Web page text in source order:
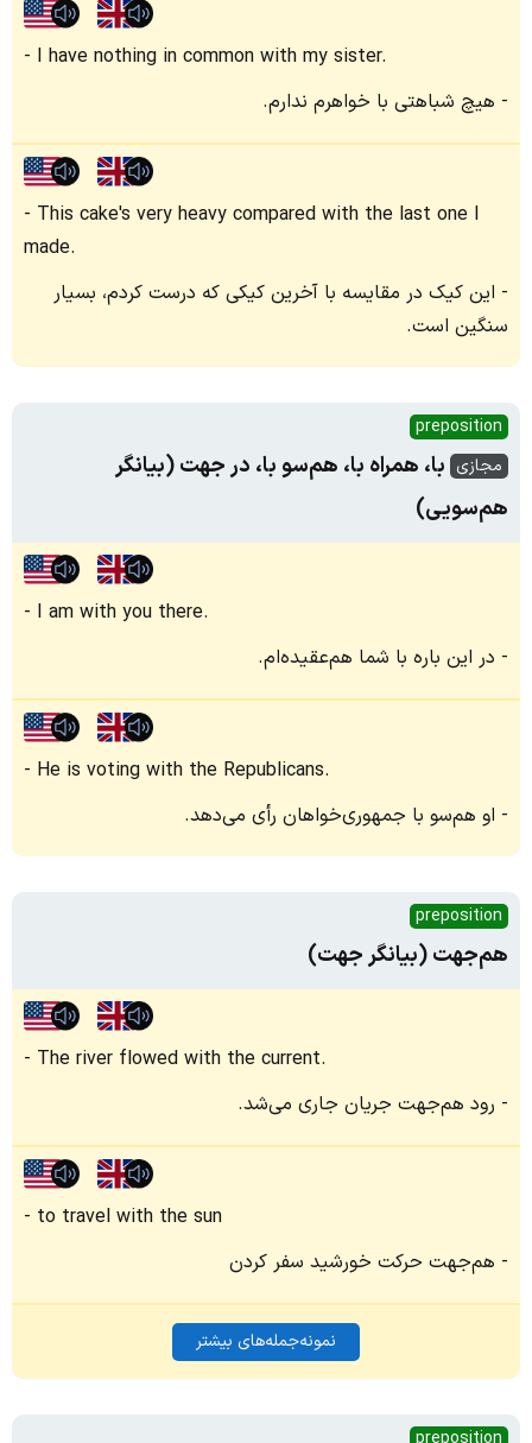
I have nothing in common with my sister.
هیچ شباهتی با خواهرم ندارم.
This cake's very heavy compared with the last one I
made.
این کیک در مقایسه با آخرین کیکی که درست کردم، بسیار
سنگین است.
preposition
مجازی با، همراه با، هم‌سو با، در جهت (بیانگر
هم‌سویی)
I am with you there.
در این‌ باره با شما هم‌عقیده‌ام.
He is voting with the Republicans.
او هم‌سو با جمهوری‌خواهان رأی می‌دهد.
preposition
هم‌جهت (بیانگر جهت)
The river flowed with the current.
رود هم‌جهت جریان جاری می‌شد.
to travel with the sun
هم‌جهت حرکت خورشید سفر کردن
نمونه‌جمله‌های بیشتر